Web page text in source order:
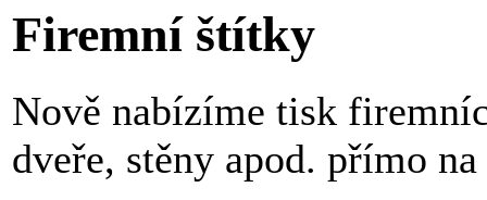
Firemní štítky
Nově nabízíme tisk
dveře, stěny apod. přímo